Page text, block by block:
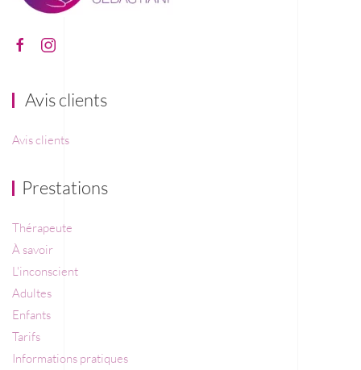
Avis clients
Avis clients
Prestations
Thérapeute
À savoir
L'inconscient
Adultes
Enfants
Tarifs
Informations pratiques